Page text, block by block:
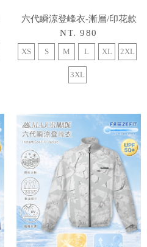
六代瞬涼登峰衣-漸層/印花款
NT. 980
XS S M L XL 2XL
3XL